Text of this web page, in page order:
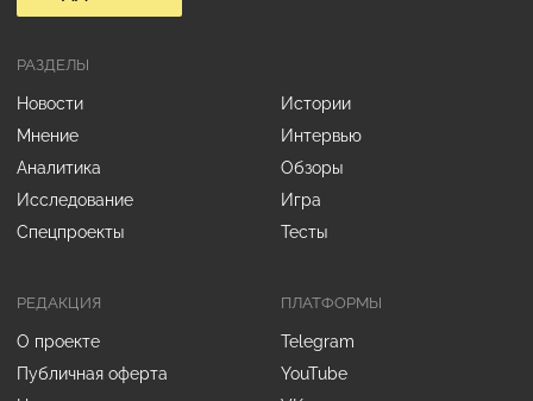
РЕДАКЦИЯ
О проекте
Публичная оферта
РАЗДЕЛЫ
Новости
Истории
Мнение
Интервью
Аналитика
Обзоры
Исследование
Игра
Спецпроекты
Тесты
ПЛАТФОРМЫ
Telegram
YouTube